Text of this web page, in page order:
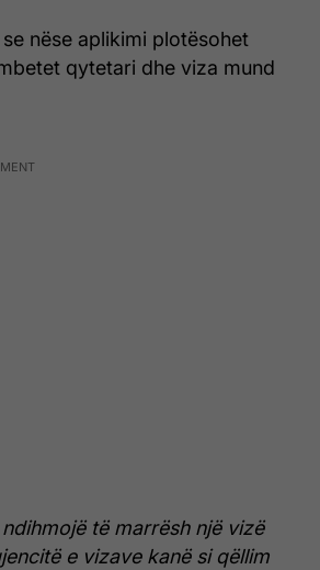
nëse aplikimi plotësohet
qytetari dhe viza mund
të marrësh një vizë
e vizave kanë si qëllim